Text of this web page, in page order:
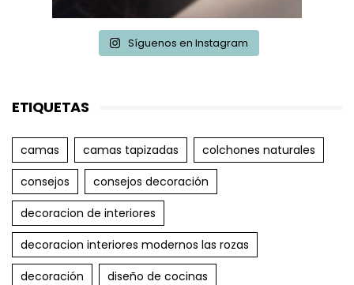
Síguenos en Instagram
ETIQUETAS
camas camas tapizadas
colchones naturales
consejos
consejos decoración
decoracion de interiores
decoracion interiores modernos las rozas
decoración
diseño de cocinas